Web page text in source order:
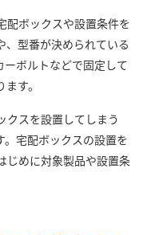
配ボックスや設置条件を
、型番が決められている
ーボルトなどで固定して
す。
クスを設置してしまう
。宅配ボックスの設置を
じめに対象製品や設置条